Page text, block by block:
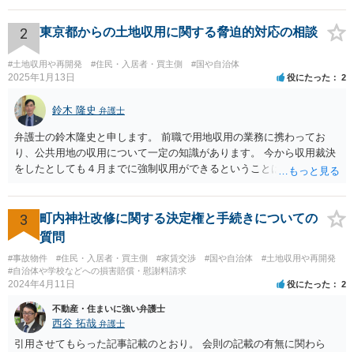
2 東京都からの土地収用に関する脅迫的対応の相談
#土地収用や再開発 #住民・入居者・買主側 #国や自治体
2025年1月13日 役にたった 2
鈴木 隆史 弁護士
弁護士の鈴木隆史と申します。 前職で用地収用の業務に携わってお
り、公共用地の収用について一定の知識があります。 今から収用裁決
をしたとしても４月までに強制収用ができるということは考え難く、
法律相談のポータルサイトからお電話やメールをいただければと思い
ます。
3
町内神社改修に関する決定権と手続きについての
質問
#事故物件 #住民・入居者・買主側 #家賃交渉 #国や自治体
#土地収用や再開発
#自治体や学校などへの損害賠償・慰謝料請求
2024年4月11日 役にたった 2
不動産・住まいに強い弁護士
西谷 拓哉 弁護士
引用させてもらった記事記載のとおり。 会則の記載の有無に関わら